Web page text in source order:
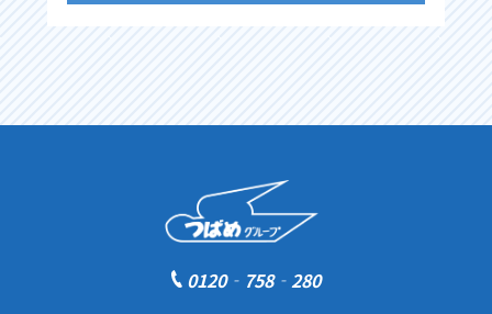
0120‐758‐280